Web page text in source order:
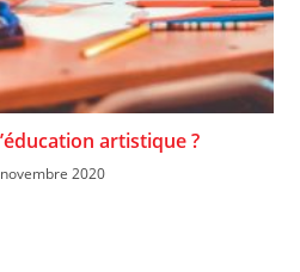
artistique ?
2020